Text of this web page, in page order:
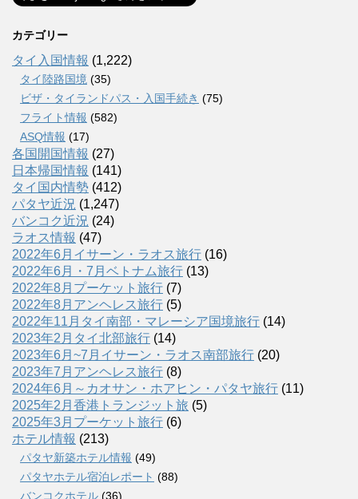
カテゴリー
タイ入国情報 (1,222)
タイ陸路国境 (35)
ビザ・タイランドパス・入国手続き (75)
フライト情報 (582)
ASQ情報 (17)
各国開国情報 (27)
日本帰国情報 (141)
タイ国内情勢 (412)
パタヤ近況 (1,247)
バンコク近況 (24)
ラオス情報 (47)
2022年6月イサーン・ラオス旅行 (16)
2022年6月・7月ベトナム旅行 (13)
2022年8月プーケット旅行 (7)
2022年8月アンヘレス旅行 (5)
2022年11月タイ南部・マレーシア国境旅行 (14)
2023年2月タイ北部旅行 (14)
2023年6月~7月イサーン・ラオス南部旅行 (20)
2023年7月アンヘレス旅行 (8)
2024年6月～カオサン・ホアヒン・パタヤ旅行 (11)
2025年2月香港トランジット旅 (5)
2025年3月プーケット旅行 (6)
ホテル情報 (213)
パタヤ新築ホテル情報 (49)
パタヤホテル宿泊レポート (88)
バンコクホテル (36)